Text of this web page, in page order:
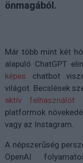
önmagából.
Már több mint két
alapuló ChatGPT
képes chatbot
világot. Becslések
aktív felhasználót
platformok
vagy az Instagram.
A népszerűség
OpenAI